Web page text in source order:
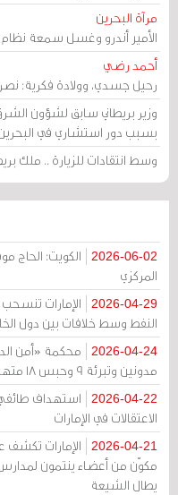
مرآة البحرين
الأمير أندرو وغسل سمعة نظام
أحمد رضي
رحيل جسدي، وولادة فكرية: نصر
وزير بريطاني سابق لشؤون
بسبب دور استشاري في
وسط انتقادات للزيارة .. ملك
2026-06-02
الكويت:
المركزي
2026-04-29
الإمارات
النفط وسط خلافات بين دول
2026-04-24
مدونين وتبرئة 9 وحبس 18 متهماً بالتعاطف مع إيران
2026-04-22
استهداف طائفي
الاعتقالات في الإمارات
2026-04-21
الإمارات تكشف
مكوّن من أعضاء ينتمون
يطال الشيعة